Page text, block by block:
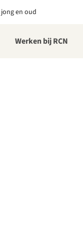
en oud
Werken bij RCN